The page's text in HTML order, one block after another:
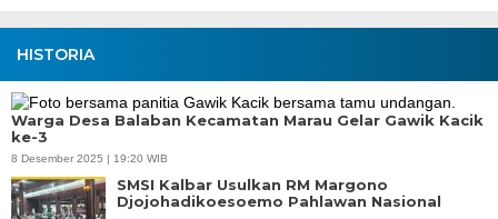
HISTORIA
Warga Desa Balaban Kecamatan Marau Gelar Gawik Kacik
ke-3
8 Desember 2025 | 19:20 WIB
SMSI Kalbar Usulkan RM Margono
Djojohadikoesoemo Pahlawan Nasional